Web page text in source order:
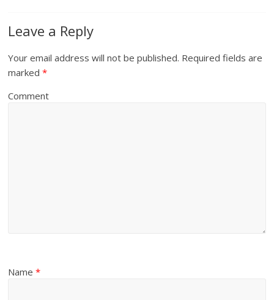
Leave a Reply
Your email address will not be published. Required fields are
marked*
Comment
Name*